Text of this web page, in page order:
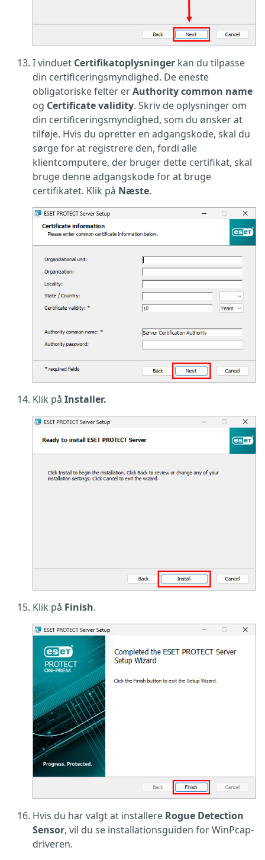
I vinduet Certifikatoplysninger kan du tilpasse
din certificeringsmyndighed. De eneste
obligatoriske felter erAuthority common name
og Certificate validity. Skriv de oplysninger om
din certificeringsmyndighed, som du ønsker at
tilføje. Hvis du opretter en adgangskode, skal du
sørge for at registrere den, fordi alle
klientcomputere, der bruger dette certifikat, skal
bruge denne adgangskode for at bruge
certifikatet. Klik på Næste.
Klik på Installer.
Klik på Finish.
Hvis du har valgt at installere Rogue Detection
Sensor, vil du se installationsguiden for WinPcap-
driveren.